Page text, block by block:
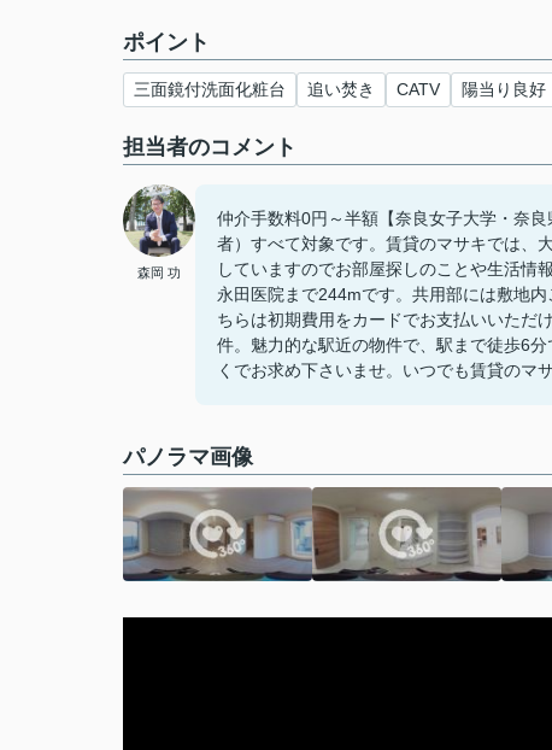
ポイント
三面鏡付洗面化粧台 追い焚き CATV 陽当り良好
担当者のコメント
森岡 功
仲介手数料0円～半額【奈良女子大学・奈
者）すべて対象です。賃貸のマサキでは、
していますのでお部屋探しのことや生活情
永田医院まで244mです。共用部には敷地
ちらは初期費用をカードでお支払いいただ
件。魅力的な駅近の物件で、駅まで徒歩6
くでお求め下さいませ。いつでも賃貸のマ
パノラマ画像